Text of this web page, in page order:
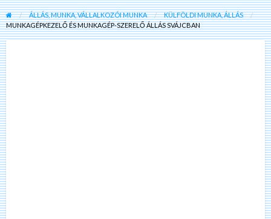
ÁLLÁS, MUNKA, VÁLLALKOZÓI MUNKA
KÜLFÖLDI MUNKA, ÁLLÁS
MUNKAGÉPKEZELŐ ÉS MUNKAGÉP-SZERELŐ ÁLLÁS SVÁJCBAN